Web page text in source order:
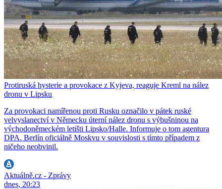
Protiruská hysterie a provokace z Kyjeva, reaguje Kreml na nález
dronu v Lipsku
Za provokaci namířenou proti Rusku označilo v pátek ruské
velvyslanectví v Německu úterní nález dronu s výbušninou na
východoněmeckém letišti Lipsko/Halle. Informuje o tom agentura
DPA. Berlín oficiálně Moskvu v souvislosti s tímto případem z
ničeho neobvinil.
Aktuálně.cz - Zprávy
dnes, 20:23